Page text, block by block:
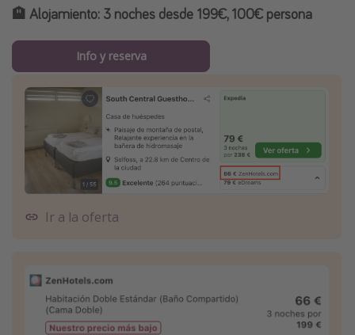
🏨 Alojamiento: 3 noches desde 199€, 100€ persona
Info y reserva
Ir a la oferta